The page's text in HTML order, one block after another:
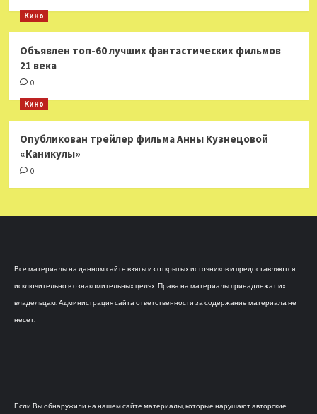
Кино
Объявлен топ-60 лучших фантастических фильмов
21 века
0
Кино
Опубликован трейлер фильма Анны Кузнецовой
«Каникулы»
0
Все материалы на данном сайте взяты из открытых источников и предоставляются
исключительно в ознакомительных целях. Права на материалы принадлежат их
владельцам. Администрация сайта ответственности за содержание материала не
несет.
Если Вы обнаружили на нашем сайте материалы, которые нарушают авторские